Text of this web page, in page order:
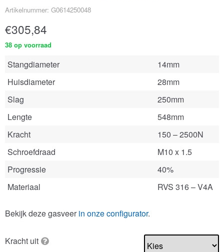
Klantenservice
FAQ
Artikelnummer: G0614250048
€305,84
38 op voorraad
Stangdiameter
14mm
Huisdiameter
28mm
Slag
250mm
Lengte
548mm
Kracht
150 – 2500N
Schroefdraad
M10 x 1.5
Progressie
40%
Materiaal
RVS 316 – V4A
Bekijk deze gasveer in onze configurator.
Kracht uit